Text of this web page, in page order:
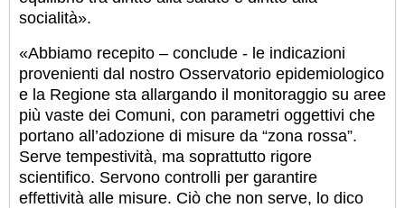
socialità».
«Abbiamo recepito – conclude - le indicazioni
provenienti dal nostro Osservatorio epidemiologico
e la Regione sta allargando il monitoraggio su aree
più vaste dei Comuni, con parametri oggettivi che
portano all’adozione di misure da “zona rossa”.
Serve tempestività, ma soprattutto rigore
scientifico. Servono controlli per garantire
effettività alle misure. Ciò che non serve, lo dico